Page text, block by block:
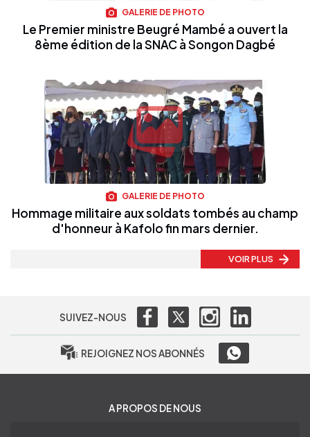
GALERIE DE PHOTO
Le Premier ministre Beugré Mambé a ouvert la
8ème édition de la SNAC à Songon Dagbé
GALERIE DE PHOTO
Hommage militaire aux soldats tombés au champ
d'honneur à Kafolo fin mars dernier.
VOIR PLUS
SUIVEZ-NOUS
REJOIGNEZ NOS ABONNÉS
A PROPOS DE NOUS